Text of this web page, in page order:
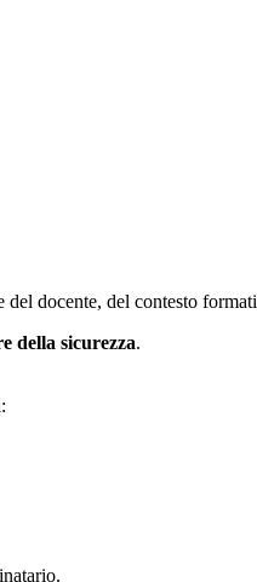
del docente, del contesto
della sicurezza.